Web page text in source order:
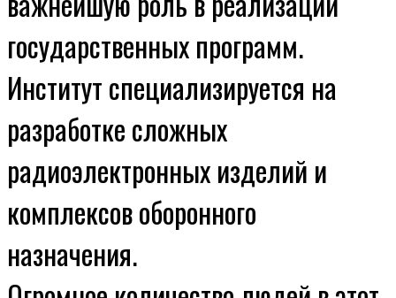
государственных программ.
Институт специализируется на
разработке сложных
радиоэлектронных изделий и
комплексов оборонного
назначения.